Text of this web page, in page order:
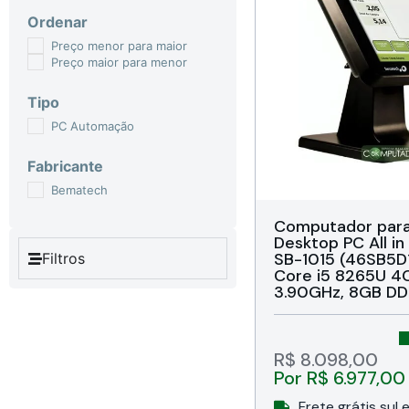
Ordenar
Preço menor para maior
Preço maior para menor
Tipo
PC Automação
Fabricante
Bematech
Filtros
Computador
Desktop PC All
SB-1015
Core i5 8265U
3.90GHz, 8GB
Tela Touch
DB9 / VGA,
Bivolt, Windows
de 36 meses da
Brasil
R$ 8.098,00
Por R$ 6.977,00